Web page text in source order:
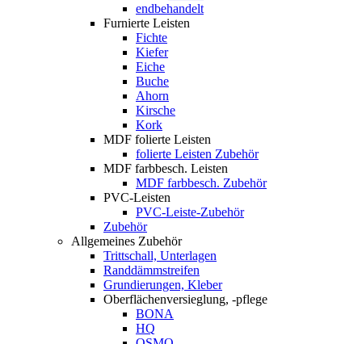
endbehandelt
Furnierte Leisten
Fichte
Kiefer
Eiche
Buche
Ahorn
Kirsche
Kork
MDF folierte Leisten
folierte Leisten Zubehör
MDF farbbesch. Leisten
MDF farbbesch. Zubehör
PVC-Leisten
PVC-Leiste-Zubehör
Zubehör
Allgemeines Zubehör
Trittschall, Unterlagen
Randdämmstreifen
Grundierungen, Kleber
Oberflächenversieglung, -pflege
BONA
HQ